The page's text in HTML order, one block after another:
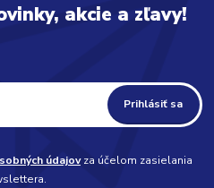
akcie a zľavy!
Prihlásiť sa
údajovza účelom zasielania